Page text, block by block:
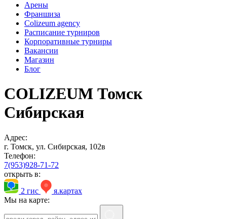
Арены
Франшиза
Colizeum agency
Расписание турниров
Корпоративные турниры
Вакансии
Магазин
Блог
COLIZEUM Томск
Сибирская
Адрес:
г. Томск, ул. Сибирская, 102в
Телефон:
7(953)928-71-72
открыть в:
2 гис
я.картах
Мы на карте: